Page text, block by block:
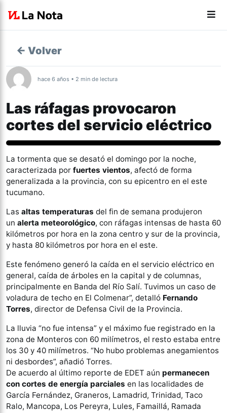
← Volver
hace 6 años • 2 min de lectura
Las ráfagas provocaron
cortes del servicio eléctrico
La tormenta que se desató el domingo por la noche,
caracterizada por fuertes vientos, afectó de forma
generalizada a la provincia, con su epicentro en el este
tucumano.
Las altas temperaturas del fin de semana produjeron
un alerta meteorológico, con ráfagas intensas de hasta 60
kilómetros por hora en la zona centro y sur de la provincia,
y hasta 80 kilómetros por hora en el este.
Este fenómeno generó la caída en el servicio eléctrico en
general, caída de árboles en la capital y de columnas,
principalmente en Banda del Río Salí. Tuvimos un caso de
voladura de techo en El Colmenar”, detalló Fernando
Torres, director de Defensa Civil de la Provincia.
La lluvia “no fue intensa” y el máximo fue registrado en la
zona de Monteros con 60 milímetros, el resto estaba entre
los 30 y 40 milímetros. “No hubo problemas anegamientos
ni desbordes”, añadió Torres.
De acuerdo al último reporte de EDET aún permanecen
con cortes de energía parciales en las localidades de
García Fernández, Graneros, Lamadrid, Trinidad, Taco
Ralo, Mancopa, Los Pereyra, Lules, Famaillá, Ramada